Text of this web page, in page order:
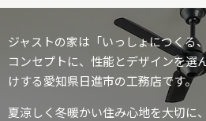
ジャストの家は「いっしょにつくる
コンセプトに、性能とデザインを選
けする愛知県日進市の工務店です。
夏涼しく冬暖かい住み心地を大切に